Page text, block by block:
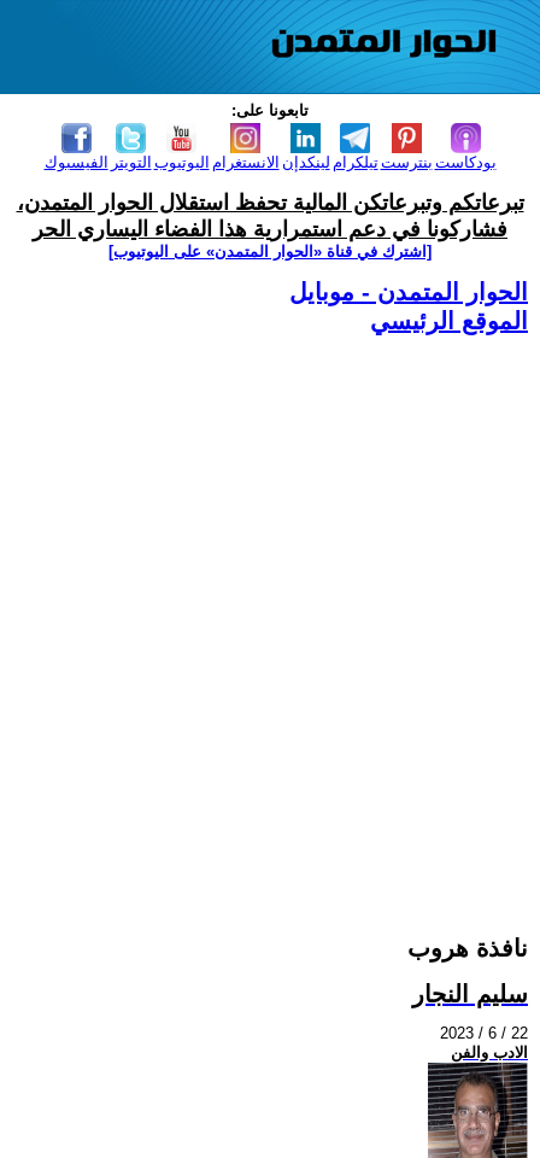
تابعونا على:
الفيسبوك التويتر اليوتيوب الانستغرام لينكدإن تيلكرامبنترست بودكاست
تبرعاتكم وتبرعاتكن المالية تحفظ استقلال الحوار المتمدن،
فشاركونا في دعم استمرارية هذا الفضاء اليساري الحر
[اشترك في قناة ‫«الحوار المتمدن» على اليوتيوب]
الحوار المتمدن - موبايل
الموقع الرئيسي
نافذة هروب
سليم النجار
2023 / 6 / 22
الادب والفن